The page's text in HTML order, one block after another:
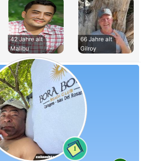
42 Jahre alt
Malibu
66 Jahre alt
Gilroy
1